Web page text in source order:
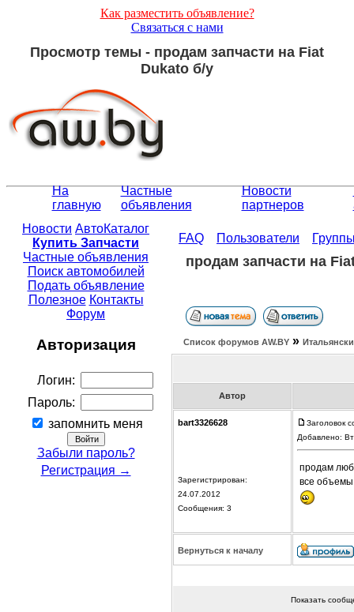
Как разместить объявление?
Связаться с нами
Просмотр темы - продам запчасти на Fiat
Dukato б/у
На
главную
Частные
объявления
Новости
партнеров
Новости АвтоКаталог
Купить Запчасти
Частные объявления
Поиск автомобилей
Подать объявление
Полезное Контакты
Форум
Авторизация
Логин:
Пароль:
запомнить меня
Забыли пароль?
Регистрация →
FAQ Пользователи
продам запчасти на
Список форумов АW.BY »
Автор
bart3326628
Зарегистрирован:
24.07.2012
Сообщения: 3
Заголовок
Добавлено:
продам
все объемы
Вернуться к началу
Показать